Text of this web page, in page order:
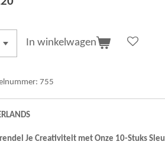
In winkelwagen
755
Je Creativiteit met Onze 10-Stuks